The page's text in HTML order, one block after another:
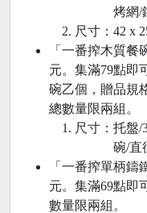
烤網/鐵
尺寸：42 x
「一番搾木質餐
元。集滿79點即
碗乙個，贈品規
總數量限兩組。
尺寸：托盤/
碗/直徑
「一番搾單柄鑄
元。集滿69點即
數量限兩組。